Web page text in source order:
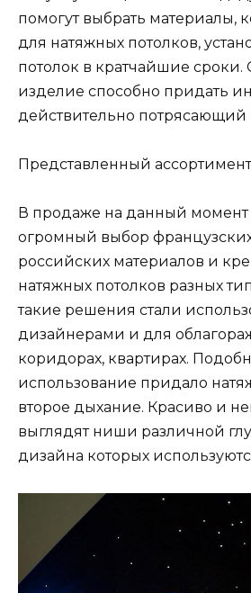
помогут выбрать материалы,
для натяжных потолков,
потолок в кратчайшие
изделие способно придать
действительно
Представленный ассортимент
В продаже на данный момент
огромный выбор
российских материалов и
натяжных потолков разных
такие решения стали
дизайнерами и для
коридорах, квартирах.
использование придало
второе дыхание. Красиво и
выглядят ниши различной
дизайна которых